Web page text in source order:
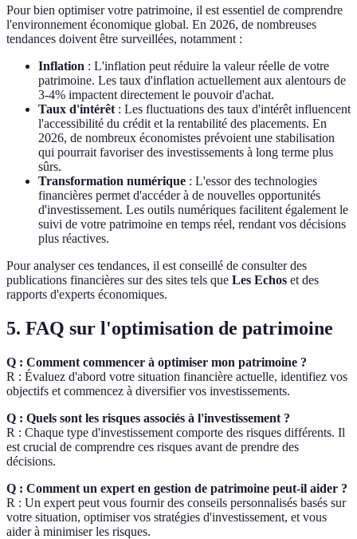
Pour bien optimiser votre patrimoine, il est essentiel de comprendre
l'environnement économique global. En 2026, de nombreuses
tendances doivent être surveillées, notamment :
Inflation : L'inflation peut réduire la valeur réelle de votre
patrimoine. Les taux d'inflation actuellement aux alentours de
3-4% impactent directement le pouvoir d'achat.
Taux d'intérêt : Les fluctuations des taux d'intérêt influencent
l'accessibilité du crédit et la rentabilité des placements. En
2026, de nombreux économistes prévoient une stabilisation
qui pourrait favoriser des investissements à long terme plus
sûrs.
Transformation numérique : L'essor des technologies
financières permet d'accéder à de nouvelles opportunités
d'investissement. Les outils numériques facilitent également le
suivi de votre patrimoine en temps réel, rendant vos décisions
plus réactives.
Pour analyser ces tendances, il est conseillé de consulter des
publications financières sur des sites tels que Les Echos et des
rapports d'experts économiques.
5. FAQ sur l'optimisation de patrimoine
Q : Comment commencer à optimiser mon patrimoine ?
R : Évaluez d'abord votre situation financière actuelle, identifiez vos
objectifs et commencez à diversifier vos investissements.
Q : Quels sont les risques associés à l'investissement ?
R : Chaque type d'investissement comporte des risques différents. Il
est crucial de comprendre ces risques avant de prendre des
décisions.
Q : Comment un expert en gestion de patrimoine peut-il aider ?
R : Un expert peut vous fournir des conseils personnalisés basés sur
votre situation, optimiser vos stratégies d'investissement, et vous
aider à minimiser les risques.